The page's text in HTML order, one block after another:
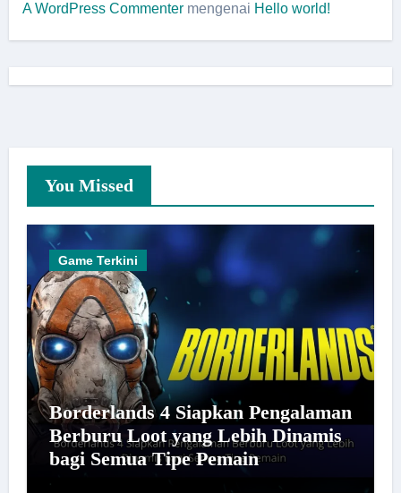
A WordPress Commentermengenai Hello world!
You Missed
Game Terkini
Borderlands 4 Siapkan Pengalaman
Berburu Loot yang Lebih Dinamis
bagi Semua Tipe Pemain